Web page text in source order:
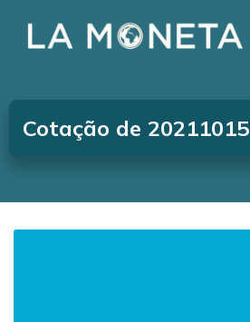
Cotação de 20211015